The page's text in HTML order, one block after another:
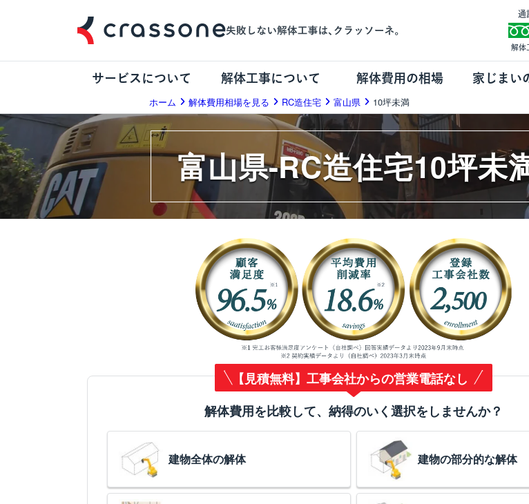
通
解体
サービスについて 解体工事について 解体費用の相場 家じまい
ホーム 解体費用相場を見る RC造住宅 富山県 10坪未満
富山県-RC造住宅10坪未
【見積無料】工事会社からの営業電話なし
解体費用を比較して、納得のいく選択をしませんか？
建物全体の解体 建物の部分的な解体